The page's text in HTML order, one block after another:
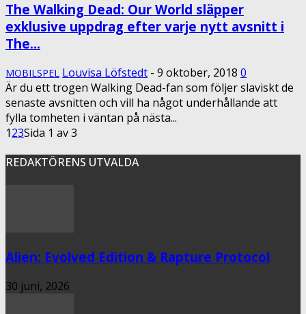
The Walking Dead: Our World släpper
exklusive uppdrag efter varje nytt avsnitt i
The...
MOBILSPEL Louvisa Löfstedt - 9 oktober, 2018 0
Är du ett trogen Walking Dead-fan som följer slaviskt de
senaste avsnitten och vill ha något underhållande att
fylla tomheten i väntan på nästa...
123Sida 1 av 3
REDAKTÖRENS UTVALDA
Alien: Evolved Edition & Rapture Protocol
30 juni, 2026